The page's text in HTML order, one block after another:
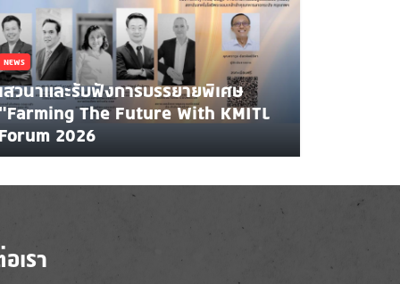
NEWS
สวนาและรับฟังการบรรยายพิเศษ
The Future With KMITL
2026
เรา